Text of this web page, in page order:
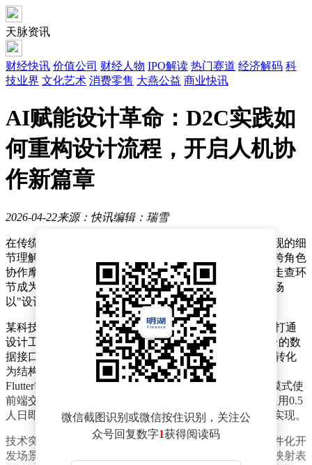
天脉资讯
财经快讯 价值公司 财经人物 IPO解读 热门赛道 经济解码 科
技业界 文化艺术 消费零售 大燕公益 商业快讯
AI赋能设计革命：D2C实践如
何重构设计流程，开启人机协
作新篇章
2026-04-22来源：快讯编辑：瑞雪
在传统产品设计流程中，设计师与开发团队常因视觉呈现的细
节理解差异陷入反复沟通的困境。从像素级样式调整到跨角色
协作摩擦，这些隐性成本不仅拖慢项目进度，更让设计走查环
节成为制约效率的瓶颈。随着人工智能技术的突破，一场
以"设计即代码"为核心的变革正在重塑前端开发范式。
某科技团队通过构建Design to Code（D2C）体系，成功打通
设计工具与开发环境的数字鸿沟。该方案依托Figma平台的数
据接口（MCP），将颜色、间距、组件结构等设计要素转化
为结构化数据，经AI-IDE工具解析后直接生成符合Vue、
Flutter等主流框架的标准化代码。这种"设计-代码"直译模式使
前端交付周期缩短60%，在WMS6.0工艺配置项目中，仅用0.5
人日即完成包含拖拽交互、状态管理等复杂功能的完整实现。
技术突破的关键在于建立稳定的数据映射关系。针对组件化开
发场景，团队开发出双向校验机制：工程师维护的组件映射表
微信截图识别或微信按住识别，关注公
众号回复数字1获得阅读码